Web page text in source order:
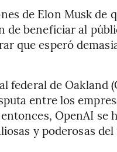
de Elon Musk de
de beneficiar al
que esperó
federal de Oakland
entre los
OpenAI se
y poderosas